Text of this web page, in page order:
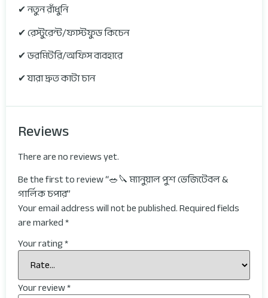
✔ নতুন রাঁধুনি
✔ রেস্টুরেন্ট/ফাস্টফুড কিচেন
✔ ডরমিটরি/অফিস ব্যবহারে
✔ যারা দ্রুত কাটা চান
Reviews
There are no reviews yet.
Be the first to review “🥗🔪 ম্যানুয়াল পুশ ভেজিটেবল &
গার্লিক চপার”
Your email address will not be published.Required fields
are marked*
Your rating*
Your review*